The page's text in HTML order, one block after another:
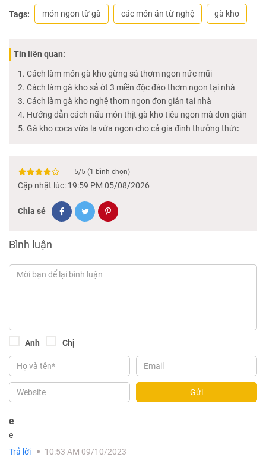
Tags: món ngon từ gà các món ăn từ nghệ gà kho
Tin liên quan:
Cách làm món gà kho gừng sả thơm ngon nức mũi
Cách làm gà kho sả ớt 3 miền độc đáo thơm ngon tại nhà
Cách làm gà kho nghệ thơm ngon đơn giản tại nhà
Hướng dẫn cách nấu món thịt gà kho tiêu ngon mà đơn giản
Gà kho coca vừa lạ vừa ngon cho cả gia đình thưởng thức
5/5 (1 bình chọn)
Cập nhật lúc: 19:59 PM 05/08/2026
Chia sẻ
Bình luận
Anh Chị
Gửi
e
e
Trả lời
10:53 AM 09/10/2023